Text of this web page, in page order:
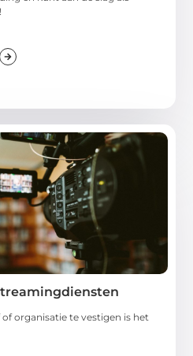
organisatie te vestigen is het